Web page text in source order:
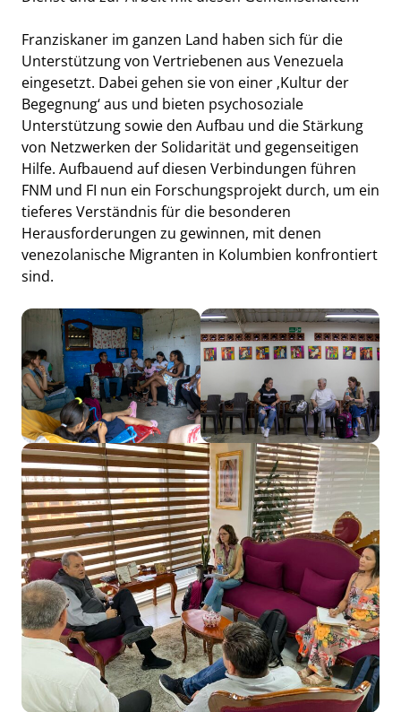
Franziskaner im ganzen Land haben sich für die
Unterstützung von Vertriebenen aus Venezuela
eingesetzt. Dabei gehen sie von einer ‚Kultur der
Begegnung‘ aus und bieten psychosoziale
Unterstützung sowie den Aufbau und die Stärkung
von Netzwerken der Solidarität und gegenseitigen
Hilfe. Aufbauend auf diesen Verbindungen führen
FNM und FI nun ein Forschungsprojekt durch, um ein
tieferes Verständnis für die besonderen
Herausforderungen zu gewinnen, mit denen
venezolanische Migranten in Kolumbien konfrontiert
sind.